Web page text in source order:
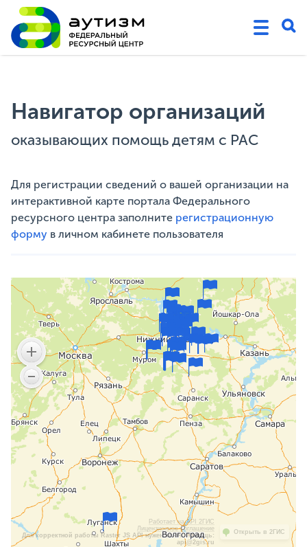
Навигатор организаций
оказывающих помощь детям с РАС
Для регистрации сведений о вашей организации на
интерактивной карте портала Федерального
ресурсного центра заполните регистрационную
форму в личном кабинете пользователя
Работает на API 2ГИС
Лицензионное соглашение
Для корректной работы Raster JS API нужен ключ. Помощь:
api@2gis.ru
Открыть в 2ГИС